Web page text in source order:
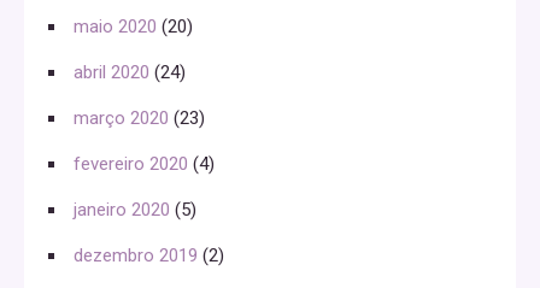
maio 2020 (20)
abril 2020 (24)
março 2020 (23)
fevereiro 2020 (4)
janeiro 2020 (5)
dezembro 2019 (2)